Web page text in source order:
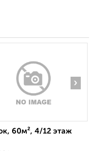
›
60м², 4/12 этаж